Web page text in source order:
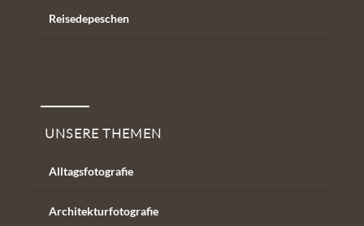
Reisedepeschen
UNSERE THEMEN
Alltagsfotografie
Architekturfotografie